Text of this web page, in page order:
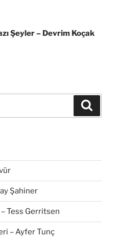
Şeyler – Devrim Koçak
Şahiner
– Tess Gerritsen
– Ayfer Tunç